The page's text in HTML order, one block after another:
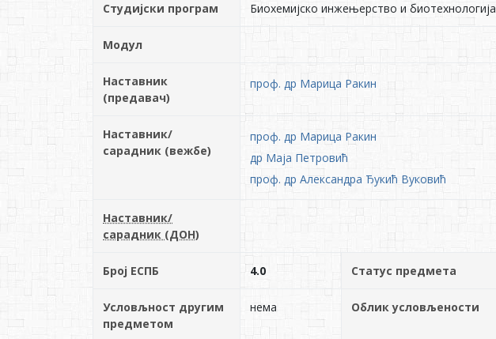
Студијски програм Биохемијско инжењерство и биотехнологија
Модул
Наставник
(предавач)
проф. др Марица Ракин
Наставник/
сарадник (вежбе)
проф. др Марица Ракин
др Маја Петровић
проф. др Александра Ђукић Вуковић
Наставник/
сарадник (ДОН)
Број ЕСПБ 4.0 Статус предмета
Условљност другим
предметом
нема Облик условљености